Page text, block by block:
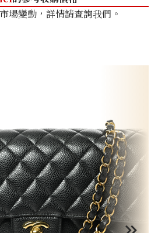
場變動，詳情請查詢我們。